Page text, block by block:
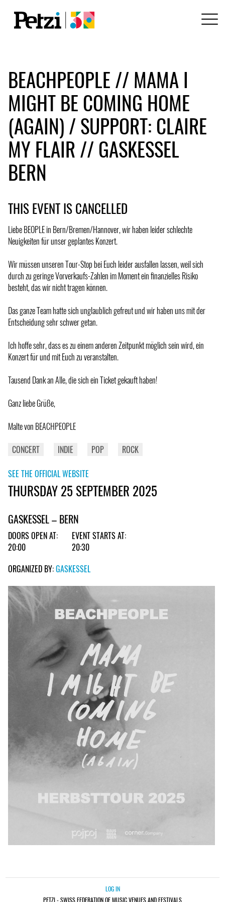
BEACHPEOPLE // MAMA I
MIGHT BE COMING HOME
(AGAIN) / SUPPORT: CLAIRE
MY FLAIR // GASKESSEL
BERN
THIS EVENT IS CANCELLED
Liebe BEOPLE in Bern/Bremen/Hannover, wir haben leider schlechte
Neuigkeiten für unser geplantes Konzert.
Wir müssen unseren Tour-Stop bei Euch leider ausfallen lassen, weil sich
durch zu geringe Vorverkaufs-Zahlen im Moment ein finanzielles Risiko
besteht, das wir nicht tragen können.
Das ganze Team hatte sich unglaublich gefreut und wir haben uns mit der
Entscheidung sehr schwer getan.
Ich hoffe sehr, dass es zu einem anderen Zeitpunkt möglich sein wird, ein
Konzert für und mit Euch zu veranstalten.
Tausend Dank an Alle, die sich ein Ticket gekauft haben!
Ganz liebe Grüße,
Malte von BEACHPEOPLE
CONCERT
INDIE POP ROCK
SEE THE OFFICIAL WEBSITE
THURSDAY 25 SEPTEMBER 2025
GASKESSEL – BERN
DOORS OPEN AT:
20:00
EVENT STARTS AT:
20:30
ORGANIZED BY:GASKESSEL
LOG IN
PETZI - SWISS FEDERATION OF MUSIC VENUES AND FESTIVALS